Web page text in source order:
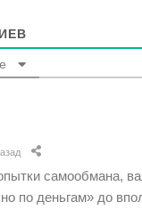
самообмана,
по деньгам» до